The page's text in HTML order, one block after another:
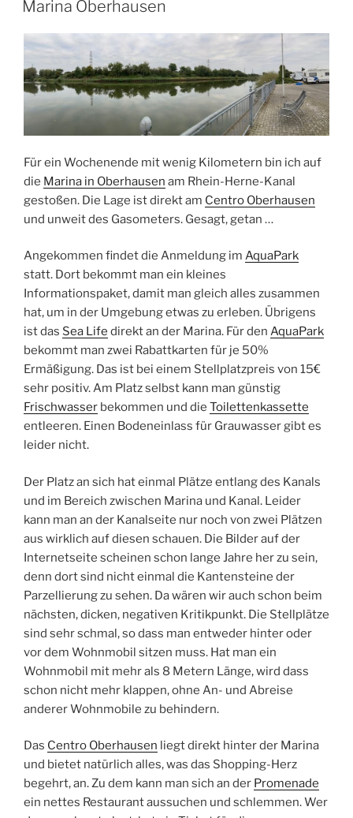
Marina Oberhausen
Für ein Wochenende mit wenig Kilometern bin ich auf
die Marina in Oberhausen am Rhein-Herne-Kanal
gestoßen. Die Lage ist direkt am Centro Oberhausen
und unweit des Gasometers. Gesagt, getan …
Angekommen findet die Anmeldung im AquaPark
statt. Dort bekommt man ein kleines
Informationspaket, damit man gleich alles zusammen
hat, um in der Umgebung etwas zu erleben. Übrigens
ist das Sea Life direkt an der Marina. Für den AquaPark
bekommt man zwei Rabattkarten für je 50%
Ermäßigung. Das ist bei einem Stellplatzpreis von 15€
sehr positiv. Am Platz selbst kann man günstig
Frischwasser bekommen und die Toilettenkassette
entleeren. Einen Bodeneinlass für Grauwasser gibt es
leider nicht.
Der Platz an sich hat einmal Plätze entlang des Kanals
und im Bereich zwischen Marina und Kanal. Leider
kann man an der Kanalseite nur noch von zwei Plätzen
aus wirklich auf diesen schauen. Die Bilder auf der
Internetseite scheinen schon lange Jahre her zu sein,
denn dort sind nicht einmal die Kantensteine der
Parzellierung zu sehen. Da wären wir auch schon beim
nächsten, dicken, negativen Kritikpunkt. Die Stellplätze
sind sehr schmal, so dass man entweder hinter oder
vor dem Wohnmobil sitzen muss. Hat man ein
Wohnmobil mit mehr als 8 Metern Länge, wird dass
schon nicht mehr klappen, ohne An- und Abreise
anderer Wohnmobile zu behindern.
Das Centro Oberhausen liegt direkt hinter der Marina
und bietet natürlich alles, was das Shopping-Herz
begehrt, an. Zu dem kann man sich an der Promenade
ein nettes Restaurant aussuchen und schlemmen. Wer